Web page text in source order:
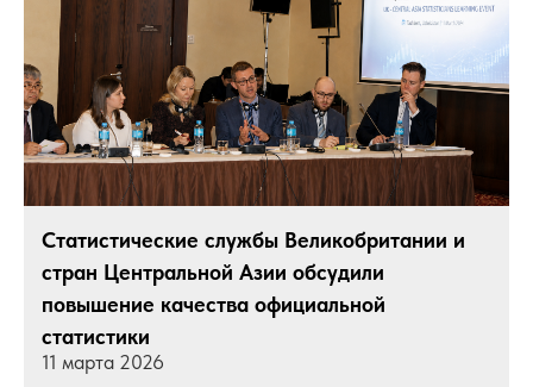
Статистические службы Великобритании и
стран Центральной Азии обсудили
повышение качества официальной
статистики
11 марта 2026